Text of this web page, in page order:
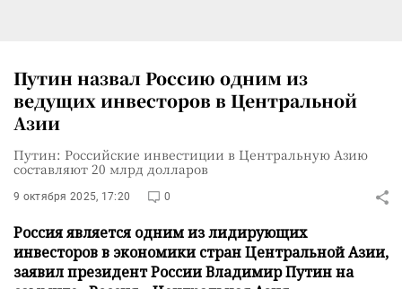
Путин назвал Россию одним из
ведущих инвесторов в Центральной
Азии
Путин: Российские инвестиции в Центральную Азию
составляют 20 млрд долларов
9 октября 2025, 17:20 0
Россия является одним из лидирующих
инвесторов в экономики стран Центральной Азии,
заявил президент России Владимир Путин на